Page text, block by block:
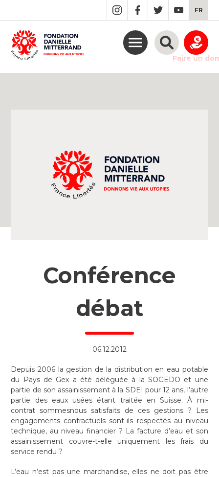
MAIN
CONTENT
FR
Faire un don
Conférence
débat
06.12.2012
Depuis 2006 la gestion de la distribution en eau potable
du Pays de Gex a été déléguée à la SOGEDO et une
partie de son assainissement à la SDEI pour 12 ans, l’autre
partie des eaux usées étant traitée en Suisse. À mi-
contrat sommesnous satisfaits de ces gestions ? Les
engagements contractuels sont-ils respectés au niveau
technique, au niveau financier ? La facture d’eau et son
assainissement couvre-t-elle uniquement les frais du
service rendu ?
L’eau n’est pas une marchandise, elles ne doit pas être